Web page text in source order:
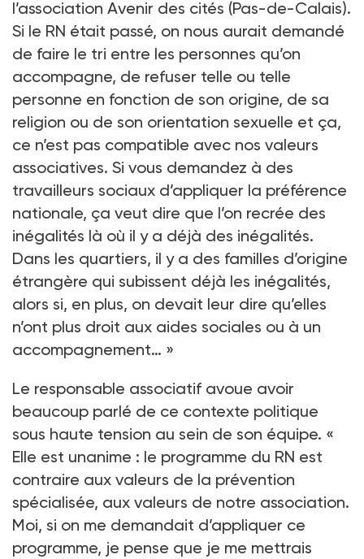
l’association Avenir des cités (Pas-de-Calais).
Si le RN était passé, on nous aurait demandé
de faire le tri entre les personnes qu’on
accompagne, de refuser telle ou telle
personne en fonction de son origine, de sa
religion ou de son orientation sexuelle et ça,
ce n’est pas compatible avec nos valeurs
associatives. Si vous demandez à des
travailleurs sociaux d’appliquer la préférence
nationale, ça veut dire que l’on recrée des
inégalités là où il y a déjà des inégalités.
Dans les quartiers, il y a des familles d’origine
étrangère qui subissent déjà les inégalités,
alors si, en plus, on devait leur dire qu’elles
n’ont plus droit aux aides sociales ou à un
accompagnement… »
Le responsable associatif avoue avoir
beaucoup parlé de ce contexte politique
sous haute tension au sein de son équipe. «
Elle est unanime : le programme du RN est
contraire aux valeurs de la prévention
spécialisée, aux valeurs de notre association.
Moi, si on me demandait d’appliquer ce
programme, je pense que je me mettrais